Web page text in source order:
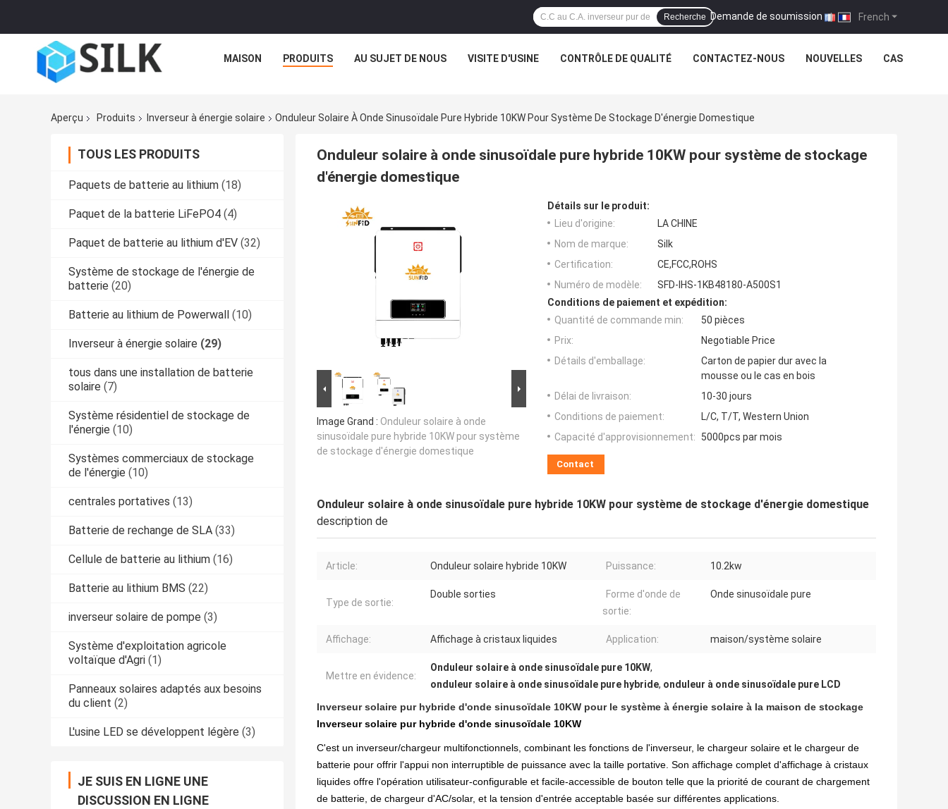
French
Demande de soumission |
Recherche
MAISON PRODUITS AU SUJET DE NOUS VISITE D'USINE CONTRÔLE DE QUALITÉ CONTACTEZ-NOUS NOUVELLES CAS
Aperçu Produits Inverseur à énergie solaire Onduleur Solaire À Onde Sinusoïdale Pure Hybride 10KW Pour Système De Stockage D'énergie Domestique
TOUS LES PRODUITS
Paquets de batterie au lithium (18)
Paquet de la batterie LiFePO4 (4)
Paquet de batterie au lithium d'EV (32)
Système de stockage de l'énergie de
batterie (20)
Batterie au lithium de Powerwall (10)
Inverseur à énergie solaire (29)
tous dans une installation de batterie
solaire (7)
Système résidentiel de stockage de
l'énergie (10)
Systèmes commerciaux de stockage
de l'énergie (10)
centrales portatives (13)
Batterie de rechange de SLA (33)
Cellule de batterie au lithium (16)
Batterie au lithium BMS (22)
inverseur solaire de pompe (3)
Système d'exploitation agricole
voltaïque d'Agri (1)
Panneaux solaires adaptés aux besoins
du client (2)
L'usine LED se développent légère (3)
JE SUIS EN LIGNE UNE
DISCUSSION EN LIGNE
Onduleur solaire à onde sinusoïdale pure hybride 10KW pour système de stockage
d'énergie domestique
Image Grand : Onduleur solaire à onde
sinusoïdale pure hybride 10KW pour système
de stockage d'énergie domestique
Détails sur le produit:
Lieu d'origine:
LA CHINE
Nom de marque:
Silk
Certification:
CE,FCC,ROHS
Numéro de modèle:
SFD-IHS-1KB48180-A500S1
Conditions de paiement et expédition:
Quantité de commande min:
50 pièces
Prix:
Negotiable Price
Détails d'emballage:
Carton de papier dur avec la
mousse ou le cas en bois
Délai de livraison:
10-30 jours
Conditions de paiement:
L/C, T/T, Western Union
Capacité d'approvisionnement:
5000pcs par mois
Contact
Onduleur solaire à onde sinusoïdale pure hybride 10KW pour système de stockage d'énergie domestique
description de
Article: Onduleur solaire hybride 10KW Puissance: 10.2kw
Type de sortie:
Double sorties
Forme d'onde de
sortie:
Onde sinusoïdale pure
Affichage: Affichage à cristaux liquides Application: maison/système solaire
Mettre en évidence:
Onduleur solaire à onde sinusoïdale pure 10KW,
onduleur solaire à onde sinusoïdale pure hybride, onduleur à onde sinusoïdale pure LCD
Inverseur solaire pur hybride d'onde sinusoïdale 10KW pour le système à énergie solaire à la maison de stockage
Inverseur solaire pur hybride d'onde sinusoïdale 10KW
C'est un inverseur/chargeur multifonctionnels, combinant les fonctions de l'inverseur, le chargeur solaire et le chargeur de
batterie pour offrir l'appui non interruptible de puissance avec la taille portative. Son affichage complet d'affichage à cristaux
liquides offre l'opération utilisateur-configurable et facile-accessible de bouton telle que la priorité de courant de chargement
de batterie, de chargeur d'AC/solar, et la tension d'entrée acceptable basée sur différentes applications.